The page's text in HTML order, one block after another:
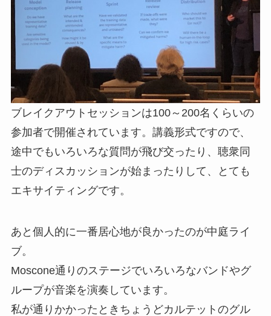
ブレイクアウトセッションは100～200名くらいの
参加者で開催されています。講義形式ですので、
途中でもいろいろな質問が飛び交ったり、聴衆同
士のディスカッションが始まったりして、とても
エキサイティングです。
あと個人的に一番居心地が良かったのが中庭ライ
ブ。
Moscone通りのステージでいろいろなバンドやグ
ループが音楽を演奏しています。
私が通りかかったときちょうどカルテットのグル